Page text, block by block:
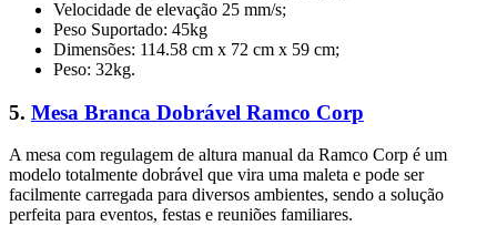
Velocidade de elevação 25 mm/s;
Peso Suportado: 45kg
Dimensões: 114.58 cm x 72 cm x 59 cm;
Peso: 32kg.
5. Mesa Branca Dobrável ‎Ramco Corp
A mesa com regulagem de altura manual da ‎Ramco Corp é um
modelo totalmente dobrável que vira uma maleta e pode ser
facilmente carregada para diversos ambientes, sendo a solução
perfeita para eventos, festas e reuniões familiares.